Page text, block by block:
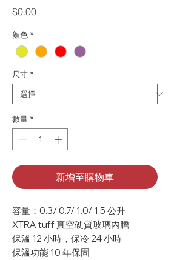
$0.00價格
顏色 *
尺寸 *
數量 *
新增至購物車
容量：0.3/ 0.7/ 1.0/ 1.5 公升
XTRA tuff 真空硬質玻璃內膽
保溫 12 小時，保冷 24 小時
保溫功能 10 年保固